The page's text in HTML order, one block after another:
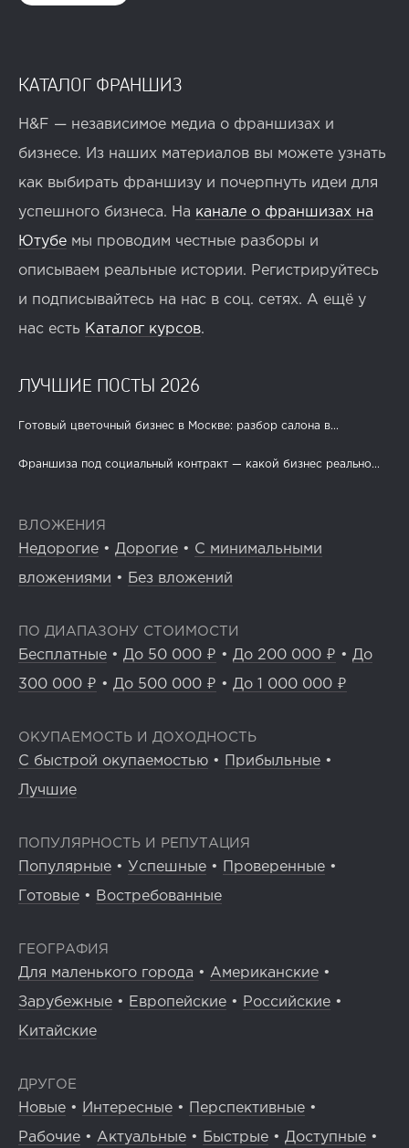
КАТАЛОГ ФРАНШИЗ
H&F — независимое медиа о франшизах и
бизнесе. Из наших материалов вы можете узнать
как выбирать франшизу и почерпнуть идеи для
успешного бизнеса. На канале о франшизах на
Ютубе мы проводим честные разборы и
описываем реальные истории. Регистрируйтесь
и подписывайтесь на нас в соц. сетях. А ещё у
нас есть Каталог курсов.
ЛУЧШИЕ ПОСТЫ 2026
Готовый цветочный бизнес в Москве: разбор салона в...
Франшиза под социальный контракт — какой бизнес реально...
ВЛОЖЕНИЯ
Недорогие • Дорогие • С минимальными
вложениями • Без вложений
ПО ДИАПАЗОНУ СТОИМОСТИ
Бесплатные • До 50 000 ₽ • До 200 000 ₽ • До
300 000 ₽ • До 500 000 ₽ • До 1 000 000 ₽
ОКУПАЕМОСТЬ И ДОХОДНОСТЬ
С быстрой окупаемостью • Прибыльные •
Лучшие
ПОПУЛЯРНОСТЬ И РЕПУТАЦИЯ
Популярные • Успешные • Проверенные •
Готовые • Востребованные
ГЕОГРАФИЯ
Для маленького города • Американские •
Зарубежные • Европейские • Российские •
Китайские
ДРУГОЕ
Новые • Интересные • Перспективные •
Рабочие • Актуальные • Быстрые • Доступные •